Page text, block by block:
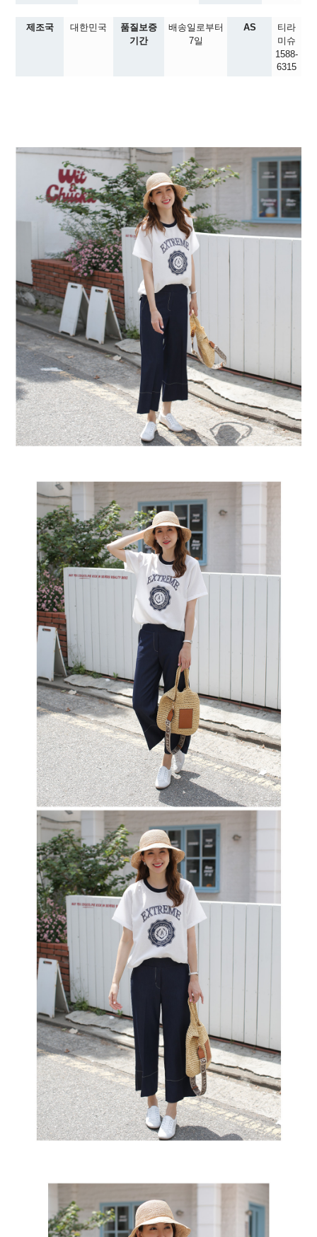
제조국 대한민국
품질보증
기간
배송일로부터
7일
AS
티라
미슈
1588-
6315